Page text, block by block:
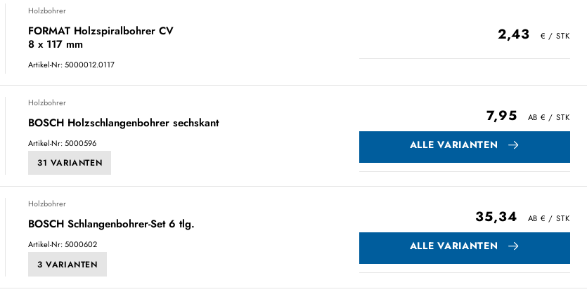
Holzbohrer
FORMAT Holzspiralbohrer CV
8 x 117 mm
Artikel-Nr: 5000012.0117
2,43
Holzbohrer
BOSCH Holzschlangenbohrer sechskant
Artikel-Nr: 5000596
31 VARIANTEN
7,95
ALLE VARIANTEN
Holzbohrer
BOSCH Schlangenbohrer-Set 6 tlg.
Artikel-Nr: 5000602
3 VARIANTEN
35,34
ALLE VARIANTEN